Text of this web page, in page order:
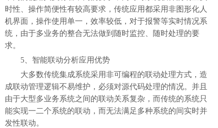
时性、操作简便性有较高要求，传统应用都采用非图形化人
机界面，操作使用单一，效率较低，对于报警等实时情况系
统，由于多业务的整合无法做到随时监控、随时处理的要
求。
5、智能联动分析应用优势
大多数传统集成系统采用非可编程的联动处理方式，造
成联动管理逻辑不易维护，必须对源代码处理的情况。并且
由于大型多业务系统之间的联动关系复杂，而传统的系统只
能实现一二个系统的联动，而无法满足多种系统的间实时并
发性联动。